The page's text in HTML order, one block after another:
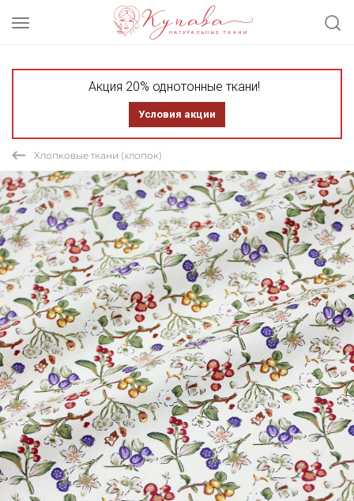
Акция 20% однотонные ткани!
Условия акции
Хлопковые ткани (хлопок)